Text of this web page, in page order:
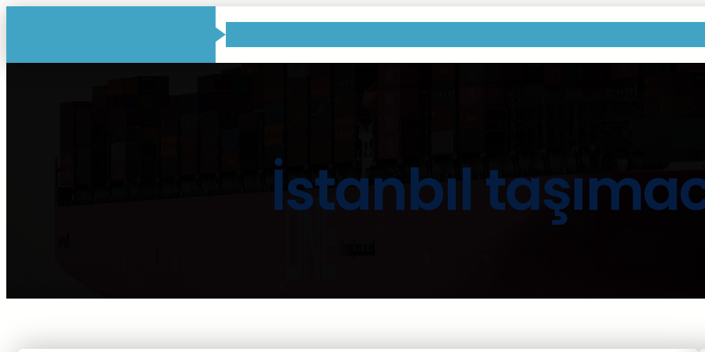
İstanbıl